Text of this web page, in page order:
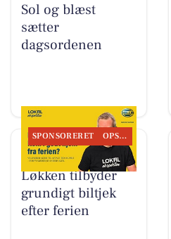
Sol og blæst
sætter
dagsordenen
SPONSORERET OPSLAGSTAVLEN
Autogården
Løkken tilbyder
grundigt biltjek
efter ferien